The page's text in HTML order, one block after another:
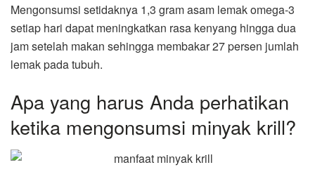
Mengonsumsi setidaknya 1,3 gram asam lemak omega-3
setiap hari dapat meningkatkan rasa kenyang hingga dua
jam setelah makan sehingga membakar 27 persen jumlah
lemak pada tubuh.
Apa yang harus Anda perhatikan
ketika mengonsumsi minyak krill?